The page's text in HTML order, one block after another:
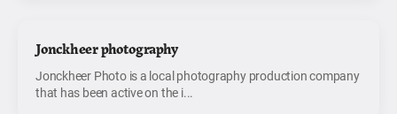
Jonckheer photography
Jonckheer Photo is a local photography production company
that has been active on the i...